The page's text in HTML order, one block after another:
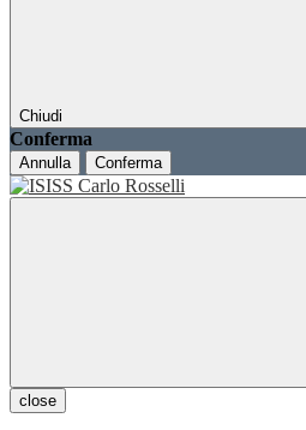
Chiudi
Conferma
Annulla Conferma
close